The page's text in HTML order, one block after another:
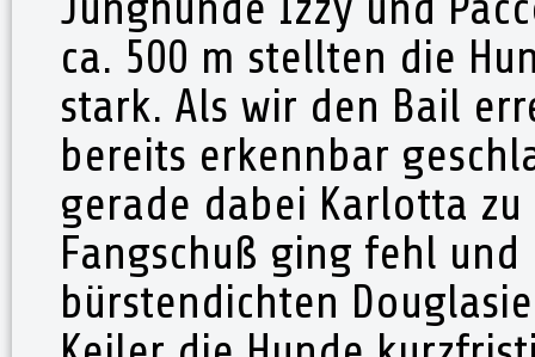
ca. 500 m stellten die
stark. Als wir den Bail
bereits erkennbar
gerade dabei Karlotta
Fangschuß ging fehl
bürstendichten